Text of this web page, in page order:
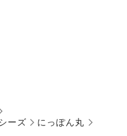
ーズ
にっぽん丸